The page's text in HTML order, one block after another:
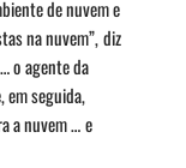
de nuvem e
na nuvem”, diz
o agente da
em seguida,
a nuvem … e